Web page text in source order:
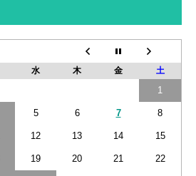
水 木 金 土
1
5 6 7 8
12 13 14 15
19 20 21 22